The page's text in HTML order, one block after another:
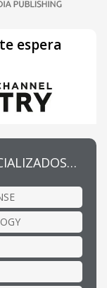
espera